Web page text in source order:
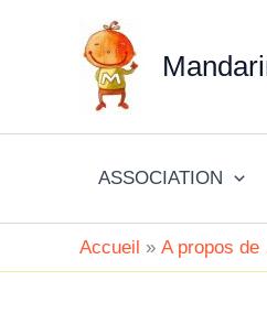
ASSOCIATION
Accueil A propos